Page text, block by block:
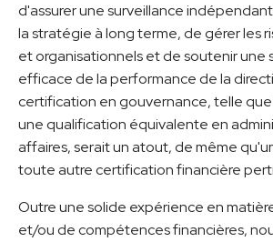
d'assurer une surveillance
la stratégie à long terme, de gérer les
et organisationnels et de soutenir une
efficace de la performance de la
certification en gouvernance, telle que
une qualification équivalente en
affaires, serait un atout, de même
toute autre certification financière
Outre une solide expérience en
et/ou de compétences financières,